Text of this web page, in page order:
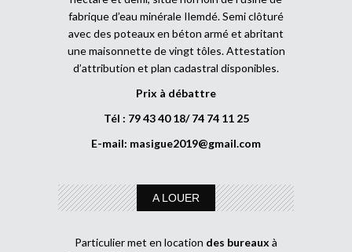
fabrique d’eau minérale Ilemdé. Semi clôturé
avec des poteaux en béton armé et abritant
une maisonnette de vingt tôles. Attestation
d’attribution et plan cadastral disponibles.
Prix à débattre
Tél : 79 43 40 18/ 74 74 11 25
E-mail: masigue2019@gmail.com
A LOUER
Particulier met en location des bureauxà